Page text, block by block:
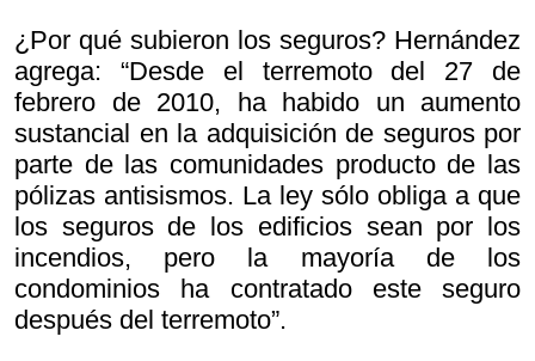
¿Por qué subieron los seguros? Hernández
agrega: “Desde el terremoto del 27 de
febrero de 2010, ha habido un aumento
sustancial en la adquisición de seguros por
parte de las comunidades producto de las
pólizas antisismos. La ley sólo obliga a que
los seguros de los edificios sean por los
incendios, pero la mayoría de los
condominios ha contratado este seguro
después del terremoto”.